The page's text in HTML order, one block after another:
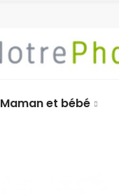
Maman et bébé